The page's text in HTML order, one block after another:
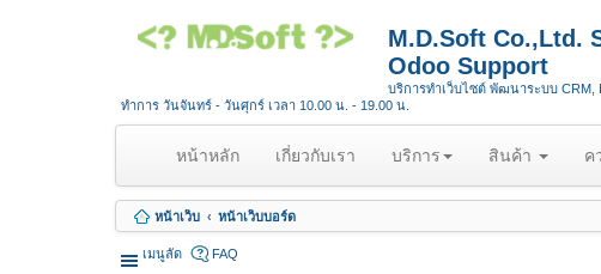
M.D.Soft Co.,Ltd.
Odoo Support
บริการทำเว็บไซต์ พัฒนาระบบ CRM,
ทำการ วันจันทร์ - วันศุกร์ เวลา 10.00 น. - 19.00 น.
หน้าหลัก(
u
r
เกี่ยวกับเรา บริการ สินค้า ค
หน้าเว็บ หน้าเว็บบอร์ด
เมนูลัด FAQ